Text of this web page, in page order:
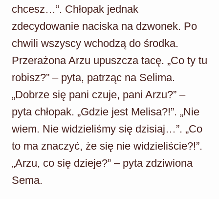
chcesz…”. Chłopak jednak
zdecydowanie naciska na dzwonek. Po
chwili wszyscy wchodzą do środka.
Przerażona Arzu upuszcza tacę. „Co ty tu
robisz?” – pyta, patrząc na Selima.
„Dobrze się pani czuje, pani Arzu?” –
pyta chłopak. „Gdzie jest Melisa?!”. „Nie
wiem. Nie widzieliśmy się dzisiaj…”. „Co
to ma znaczyć, że się nie widzieliście?!”.
„Arzu, co się dzieje?” – pyta zdziwiona
Sema.